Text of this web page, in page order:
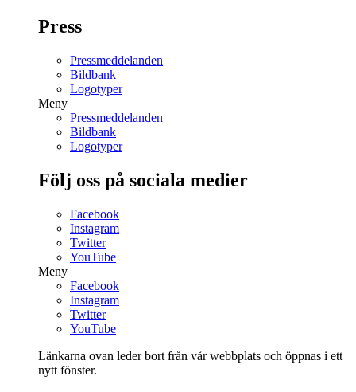
Press
Pressmeddelanden
Bildbank
Logotyper
Meny
Pressmeddelanden
Bildbank
Logotyper
Följ oss på sociala medier
Facebook
Instagram
Twitter
YouTube
Meny
Facebook
Instagram
Twitter
YouTube
Länkarna ovan leder bort från vår webbplats och öppnas i ett
nytt fönster.